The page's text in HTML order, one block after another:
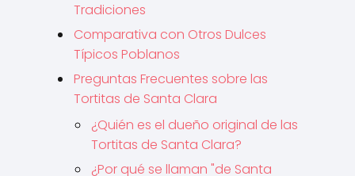
Tradiciones
Comparativa con Otros Dulces
Típicos Poblanos
Preguntas Frecuentes sobre las
Tortitas de Santa Clara
¿Quién es el dueño original de las
Tortitas de Santa Clara?
¿Por qué se llaman "de Santa